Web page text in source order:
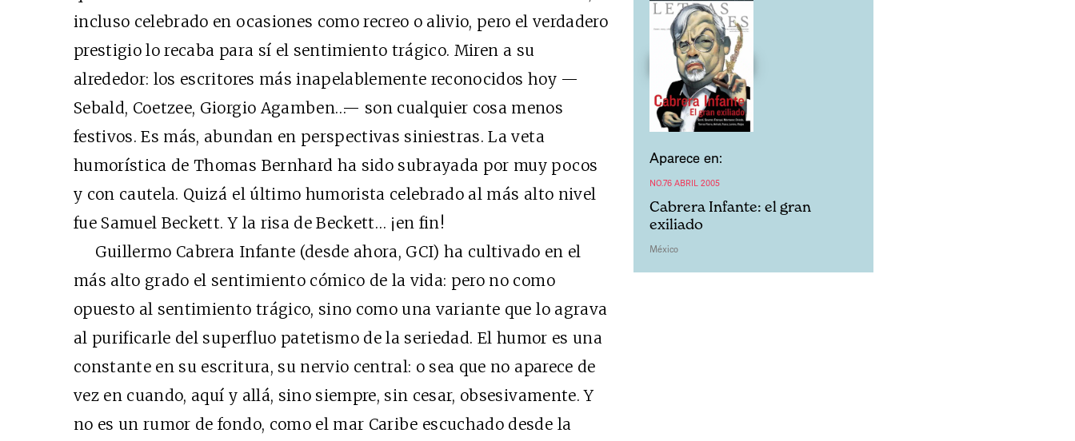
incluso celebrado en ocasiones como recreo o alivio, pero el verdadero
prestigio lo recaba para sí el sentimiento trágico. Miren a su
alrededor: los escritores más inapelablemente reconocidos hoy —
Sebald, Coetzee, Giorgio Agamben…— son cualquier cosa menos
festivos. Es más, abundan en perspectivas siniestras. La veta
humorística de Thomas Bernhard ha sido subrayada por muy pocos
y con cautela. Quizá el último humorista celebrado al más alto nivel
fue Samuel Beckett. Y la risa de Beckett… ¡en fin!
Guillermo Cabrera Infante (desde ahora, GCI) ha cultivado en el
más alto grado el sentimiento cómico de la vida: pero no como
opuesto al sentimiento trágico, sino como una variante que lo agrava
al purificarle del superfluo patetismo de la seriedad. El humor es una
constante en su escritura, su nervio central: o sea que no aparece de
vez en cuando, aquí y allá, sino siempre, sin cesar, obsesivamente. Y
no es un rumor de fondo, como el mar Caribe escuchado desde la
Aparece en:
NO.76 ABRIL 2005
Cabrera Infante: el gran
exiliado
México